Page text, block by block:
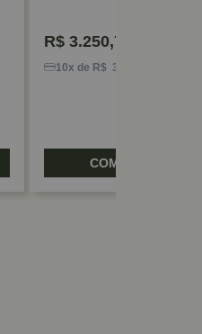
R$ 3.250,74
10x de R$ 325,07
COMPRAR